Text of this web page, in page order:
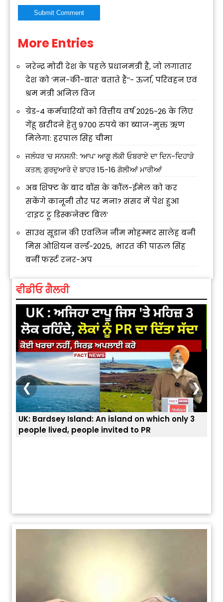
Alternative:
More Entries
नरेन्द्र मोदी देश के पहले प्रधानमंत्री हैं, जो लगातार
देश को ‘मन-की-बात’ बताते हैं’’- ऊर्जा, परिवहन एवं
श्रम मंत्री अनिल विज
ग्रेड-4 कर्मचारियों को वित्तीय वर्ष 2025-26 के लिए
गेंहू खरीदने हेतु 9700 रुपये का ब्याज-मुक्त ऋण
मिलेगा: हरपाल सिंह चीमा
ਜਲੰਧਰ ‘ਚ ਸਨਸਨੀ: ‘ਆਪ’ ਆਗੂ ਲੱਕੀ ਓਬਰਾਏ ਦਾ ਦਿਨ-ਦਿਹਾੜੇ
ਕਤਲ; ਗੁਰਦੁਆਰੇ ਦੇ ਬਾਹਰ 15-16 ਗੋਲੀਆਂ ਮਾਰੀਆਂ
अब शिफ्ट के बाद बॉस के कॉल-ईमेल को कर
सकेंगे कानूनी तौर पर मना? संसद में पेश हुआ
‘राइट टू डिस्कनेक्ट बिल’
साउथ सूडान की एवलिन नीम मोहम्मद सालेह बनी
मिस ओशियन वर्ल्ड-2025, भारत की पारुल सिंह
बनीं फर्स्ट रनर-अप
ਵੀਡੀਓ ਗੈਲਰੀ
ਭਾਰਤੀਆਂ ਨੂੰ ਬੇੜੀਆਂ ਲਾ ਕੇ ਹੀ ਡਿਪੋਰਟ ਕਿਉਂ ਕੀਤੇ ਅਮਰੀਕਾ ਨੇ ? |
ਯੂਐੱਸ ਬਾਰਡਰ ਪੈਟਰੋਲ ਚੀਫ਼ ਨੇ ਦੱਸਿਆ ਅਸਲ ਕਾਰਨ
❮ ❯